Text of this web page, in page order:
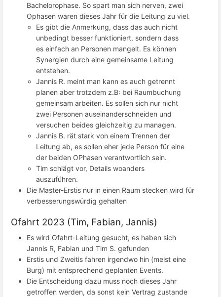
Bachelorophase. So spart man sich nerven, zwei
Ophasen waren dieses Jahr für die Leitung zu viel.
Es gibt die Anmerkung, dass das auch nicht
unbedingt besser funktioniert, sondern dass
es einfach an Personen mangelt. Es können
Synergien durch eine gemeinsame Leitung
entstehen.
Jannis R. meint man kann es auch getrennt
planen aber trotzdem z.B: bei Raumbuchung
gemeinsam arbeiten. Es sollen sich nur nicht
zwei Personen auseinanderschneiden und
versuchen beides gleichzeitig zu managen.
Jannis B. rät stark von einem Trennen der
Leitung ab, es sollen eher jede Person für eine
der beiden OPhasen verantwortlich sein.
Tim schlägt vor, Details woanders
auszuführen.
Die Master-Erstis nur in einen Raum stecken wird für
verbesserungswürdig gehalten
Ofahrt 2023 (Tim, Fabian, Jannis)
Es wird Ofahrt-Leitung gesucht, es haben sich
Jannis R, Fabian und Tim S. gefunden
Erstis und Zweitis fahren irgendwo hin (meist eine
Burg) mit entsprechend geplanten Events.
Die Entscheidung dazu muss noch dieses Jahr
getroffen werden, da sonst kein Vertrag zustande